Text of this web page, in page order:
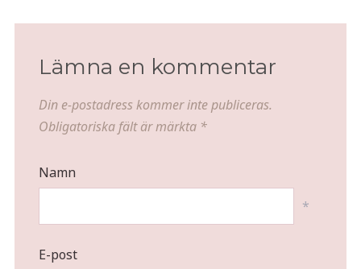
Lämna en kommentar
Din e-postadress kommer inte publiceras.
Obligatoriska fält är märkta *
Namn
*
E-post